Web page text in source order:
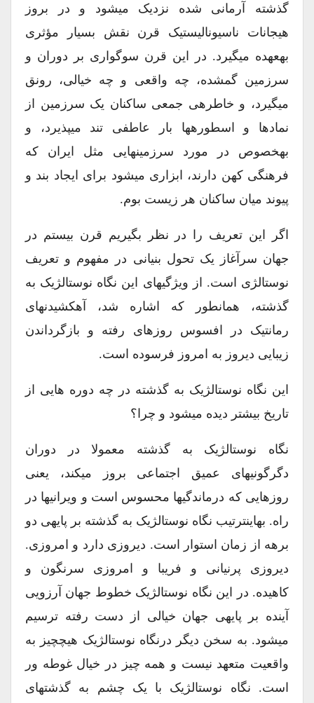
گذشته آرمانی شده نزدیک میشود و در بروز
هیجانات ناسیونالیستیک قرن نقش بسیار مؤثری
بهعهده میگیرد. در این قرن سوگواری بر دوران و
سرزمین گمشده، چه واقعی و چه خیالی، رونق
میگیرد، و خاطرهی جمعی ساکنان یک سرزمین از
نمادها و اسطورهها بار عاطفی تند میپذیرد، و
بهخصوص در مورد سرزمینهایی مثل ایران که
فرهنگی کهن دارند، ابزاری میشود برای ایجاد بند و
پیوند میان ساکنان هر زیست بوم.
اگر این تعریف را در نظر بگیریم قرن بیستم در
جهان سرآغاز یک تحول بنیانی در مفهوم و تعریف
نوستالژی است. از ویژگیهای این نگاه نوستالژیک به
گذشته، همانطور که اشاره شد، آهکشیدنهای
رمانتیک در افسوس روزهای رفته و بازگرداندن
زیبایی دیروز به امروز فرسوده است.
این نگاه نوستالژیک به گذشته در چه دوره هایی از
تاریخ بیشتر دیده میشود و چرا؟
نگاه نوستالژیک به گذشته معمولا در دوران
دگرگونیهای عمیق اجتماعی بروز میکند، یعنی
روزهایی که درماندگیها محسوس است و ویرانیها در
راه. بهاینترتیب نگاه نوستالژیک به گذشته بر پایهی دو
برهه از زمان استوار است. دیروزی دارد و امروزی.
دیروزی پرنیانی و فریبا و امروزی سرنگون و
کاهیده. در این نگاه نوستالژیک خطوط جهان آرزویی
آینده بر پایهی جهان خیالی از دست رفته ترسیم
میشود. به سخن دیگر درنگاه نوستالژیک هیچچیز به
واقعیت متعهد نیست و همه چیز در خیال غوطه ور
است. نگاه نوستالژیک با یک چشم به گذشتهای